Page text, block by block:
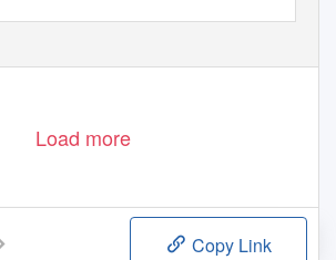
Load more
Copy Link